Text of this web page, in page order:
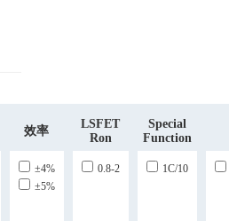
效率
LSFET
Ron
Special
Function
±4%
±5%
0.8-2 1C/10